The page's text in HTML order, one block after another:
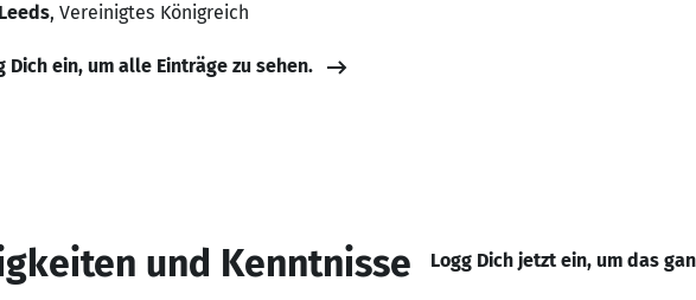
Leeds, Vereinigtes Königreich
Dich ein, um alle Einträge zu sehen.
und Kenntnisse Logg Dich jetzt ein, um das